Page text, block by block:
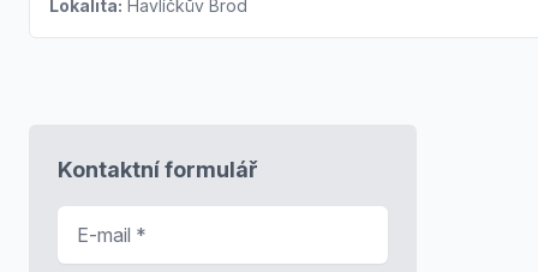
Lokalita: Havlíčkův Brod
Kontaktní formulář